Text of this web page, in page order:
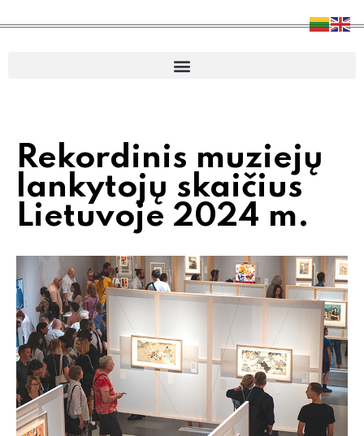
Rekordinis muziejų
lankytojų skaičius
Lietuvoje 2024 m.